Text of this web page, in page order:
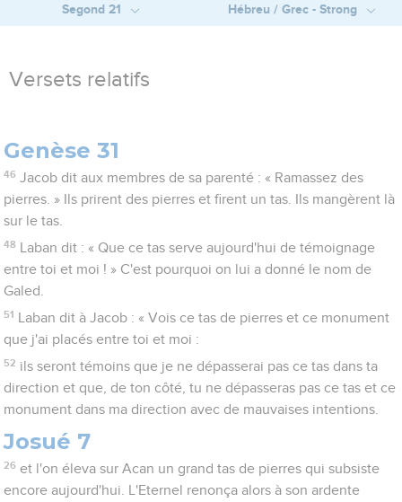
Segond 21 Hébreu / Grec - Strong
Versets relatifs
Genèse 31
46 Jacob dit aux membres de sa parenté : « Ramassez des
pierres. » Ils prirent des pierres et firent un tas. Ils mangèrent là
sur le tas.
48
Laban dit : « Que ce tas serve aujourd'hui de témoignage
entre toi et moi ! » C'est pourquoi on lui a donné le nom de
Galed.
51
Laban dit à Jacob : « Vois ce tas de pierres et ce monument
que j'ai placés entre toi et moi :
52 ils seront témoins que je ne dépasserai pas ce tas dans ta
direction et que, de ton côté, tu ne dépasseras pas ce tas et ce
monument dans ma direction avec de mauvaises intentions.
Josué 7
26 et l'on éleva sur Acan un grand tas de pierres qui subsiste
encore aujourd'hui. L'Eternel renonça alors à son ardente